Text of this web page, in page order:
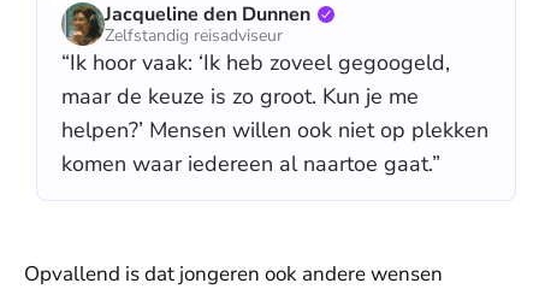
Jacqueline den Dunnen
Zelfstandig reisadviseur
“Ik hoor vaak: ‘Ik heb zoveel gegoogeld,
maar de keuze is zo groot. Kun je me
helpen?’ Mensen willen ook niet op plekken
komen waar iedereen al naartoe gaat.”
Opvallend is dat jongeren ook andere wensen